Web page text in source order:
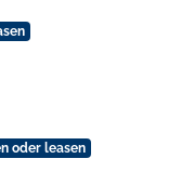
oder leasen